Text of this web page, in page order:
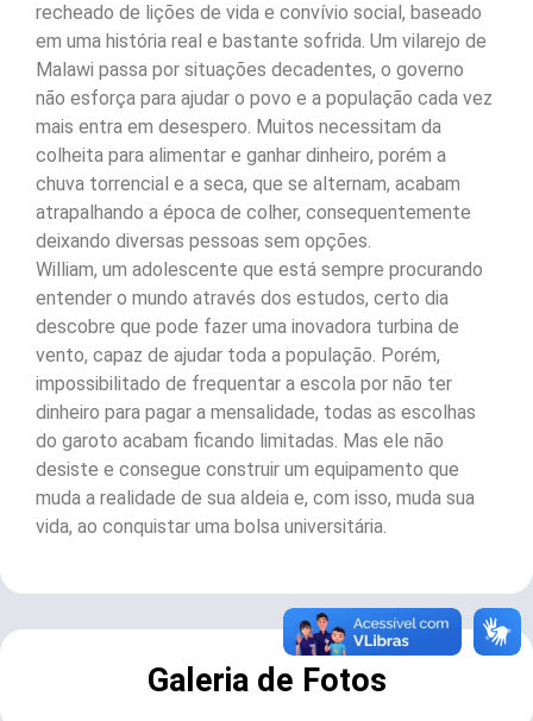
recheado de lições de vida e convívio social, baseado
em uma história real e bastante sofrida. Um vilarejo de
Malawi passa por situações decadentes, o governo
não esforça para ajudar o povo e a população cada vez
mais entra em desespero. Muitos necessitam da
colheita para alimentar e ganhar dinheiro, porém a
chuva torrencial e a seca, que se alternam, acabam
atrapalhando a época de colher, consequentemente
deixando diversas pessoas sem opções.
William, um adolescente que está sempre procurando
entender o mundo através dos estudos, certo dia
descobre que pode fazer uma inovadora turbina de
vento, capaz de ajudar toda a população. Porém,
impossibilitado de frequentar a escola por não ter
dinheiro para pagar a mensalidade, todas as escolhas
do garoto acabam ficando limitadas. Mas ele não
desiste e consegue construir um equipamento que
muda a realidade de sua aldeia e, com isso, muda sua
vida, ao conquistar uma bolsa universitária.
Galeria de Fotos